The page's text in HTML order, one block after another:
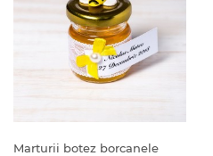
Marturii botez borcanele